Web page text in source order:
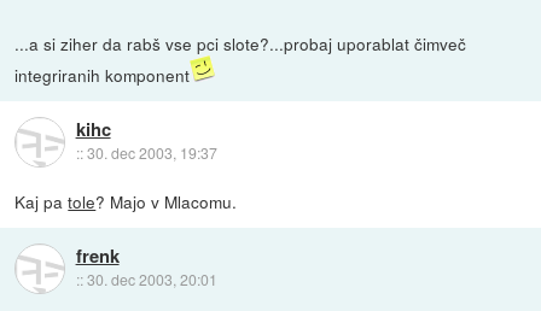
...a si ziher da rabš vse pci slote?...probaj uporablat čimveč
integriranih komponent
kihc
::30. dec 2003, 19:37
Kaj patole? Majo v Mlacomu.
frenk
::30. dec 2003, 20:01